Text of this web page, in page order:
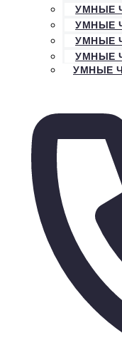
УМНЫЕ
УМНЫЕ
УМНЫЕ
УМНЫЕ
УМНЫЕ